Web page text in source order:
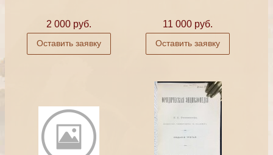
2 000 руб.
Оставить заявку
11 000 руб.
Оставить заявку